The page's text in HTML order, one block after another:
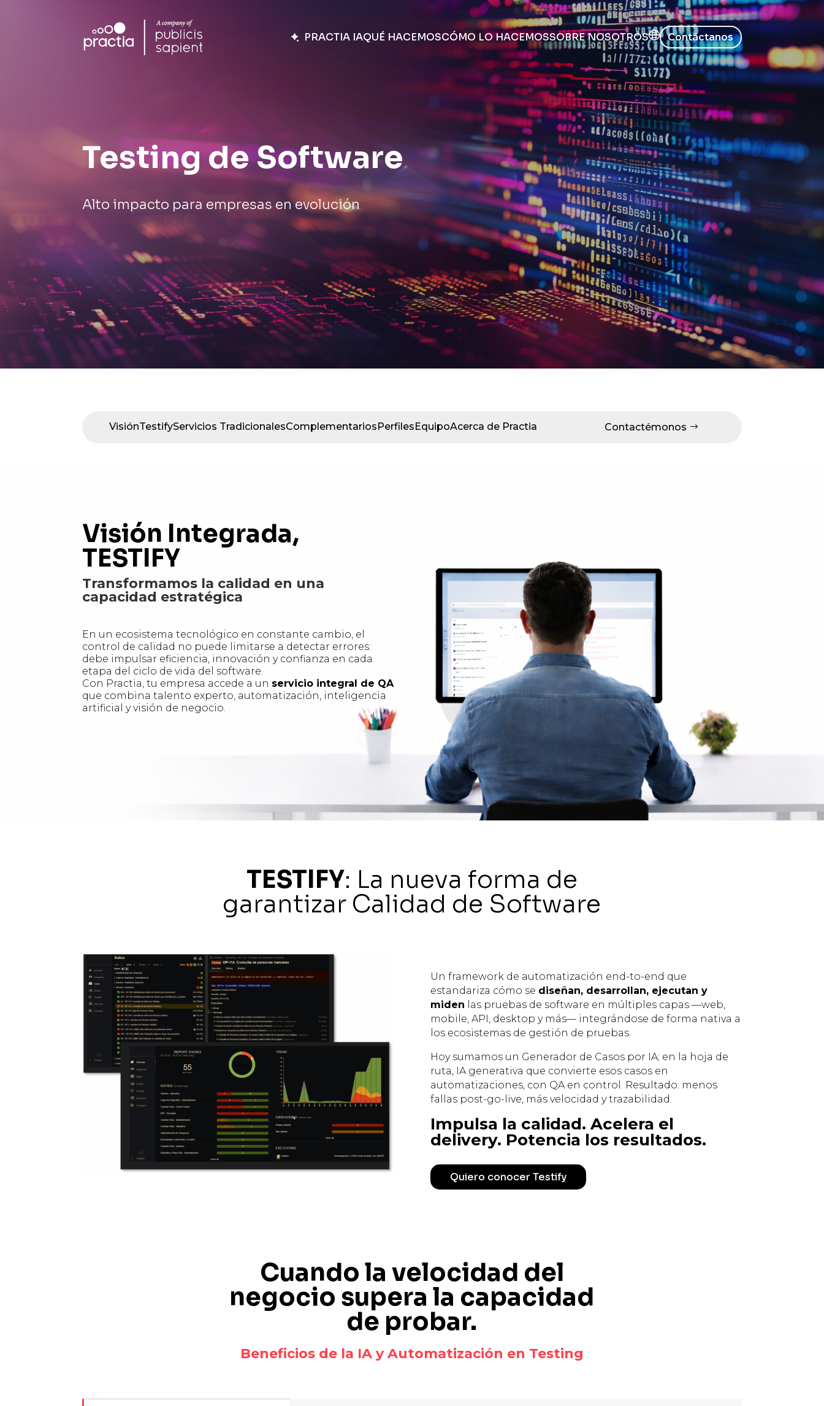
PRACTIA IAQUÉ HACEMOSCÓMO LO HACEMOSSOBRE NOSOTROS Contáctanos
Testing de Software
Alto impacto para empresas en evolución
VisiónTestifyServicios TradicionalesComplementarios Perfiles EquipoAcerca de Practia Contactémonos
Visión Integrada,
TESTIFY
Transformamos la calidad en una
capacidad estratégica
En un ecosistema tecnológico en constante cambio, el
control de calidad no puede limitarse a detectar errores:
debe impulsar eficiencia, innovación y confianza en cada
etapa del ciclo de vida del software.
Con Practia, tu empresa accede a un servicio integral de QA
que combina talento experto, automatización, inteligencia
artificial y visión de negocio.
TESTIFY: La nueva forma de
garantizar Calidad de Software
Un framework de automatización end-to-end que
estandariza cómo se diseñan, desarrollan, ejecutan y
miden las pruebas de software en múltiples capas —web,
mobile, API, desktop y más— integrándose de forma nativa a
los ecosistemas de gestión de pruebas.
Hoy sumamos un Generador de Casos por IA; en la hoja de
ruta, IA generativa que convierte esos casos en
automatizaciones, con QA en control. Resultado: menos
fallas post-go-live, más velocidad y trazabilidad.
Impulsa la calidad. Acelera el
delivery. Potencia los resultados.
Quiero conocer Testify
Cuando la velocidad del
negocio supera la capacidad
de probar.
Beneficios de la IA y Automatización en Testing